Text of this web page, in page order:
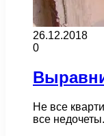
26.12.2018
0
Не все
все